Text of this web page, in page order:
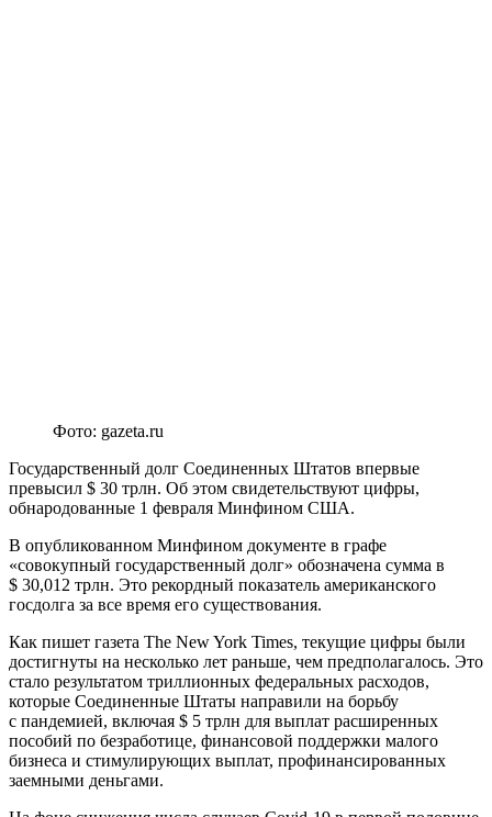
Фото: gazeta.ru
Государственный долг Соединенных Штатов впервые
превысил $ 30 трлн. Об этом свидетельствуют цифры,
обнародованные 1 февраля Минфином США.
В опубликованном Минфином документе в графе
«совокупный государственный долг» обозначена сумма в
$ 30,012 трлн. Это рекордный показатель американского
госдолга за все время его существования.
Как пишет газета The New York Times, текущие цифры были
достигнуты на несколько лет раньше, чем предполагалось. Это
стало результатом триллионных федеральных расходов,
которые Соединенные Штаты направили на борьбу
с пандемией, включая $ 5 трлн для выплат расширенных
пособий по безработице, финансовой поддержки малого
бизнеса и стимулирующих выплат, профинансированных
заемными деньгами.